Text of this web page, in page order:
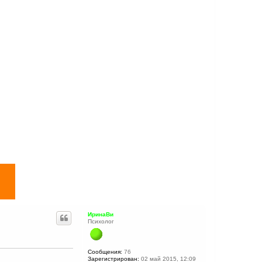
ИринаВи
Психолог
Сообщения: 76
Зарегистрирован: 02 май 2015, 12:09